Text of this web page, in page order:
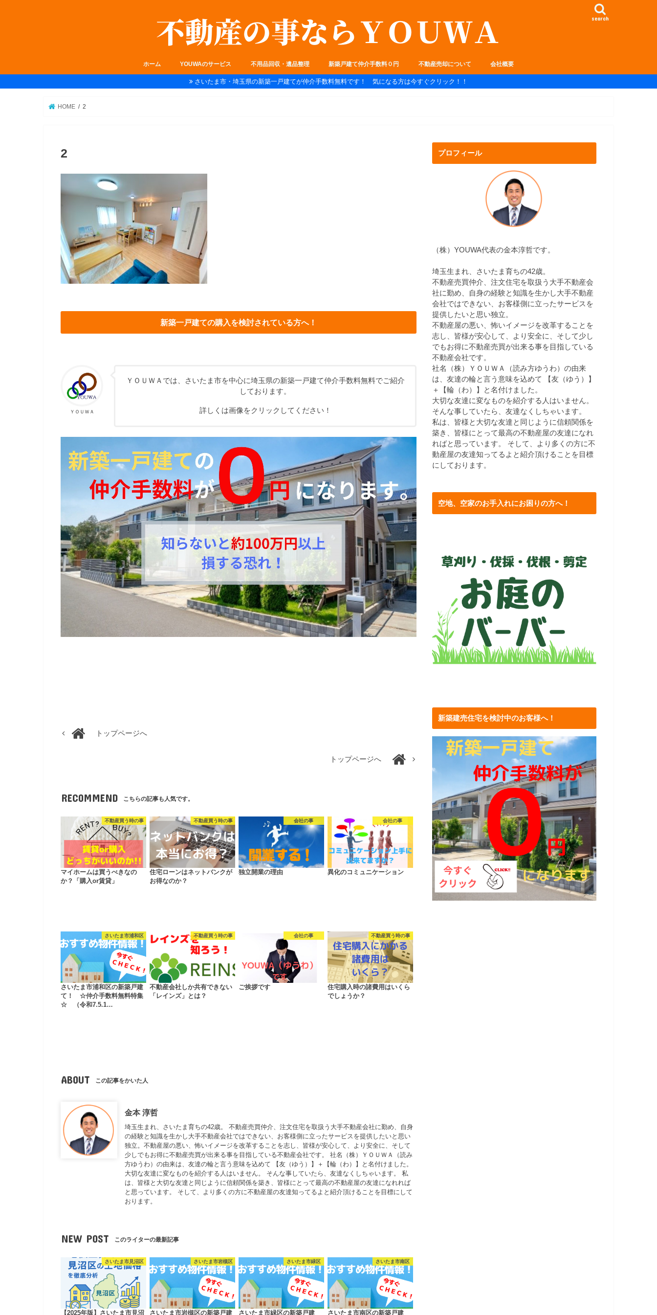
search
ホーム YOUWAのサービス 不用品回収・遺品整理 新築戸建て仲介手数料０円 不動産売却について 会社概要
さいたま市・埼玉県の新築一戸建てが仲介手数料無料です！ 気になる方は今すぐクリック！！
HOME 2
2
新築一戸建ての購入を検討されている方へ！
ＹＯＵＷＡ
ＹＯＵＷＡでは、さいたま市を中心に埼玉県の新築一戸建て仲介手数料無料でご紹介
しております。
詳しくは画像をクリックしてください！
トップページへ
トップページへ
RECOMMEND こちらの記事も人気です。
不動産買う時の事
マイホームは買うべきなの
か？「購入or賃貸」
不動産買う時の事
住宅ローンはネットバンクが
お得なのか？
会社の事
独立開業の理由
会社の事
異化のコミュニケーション
さいたま市浦和区
さいたま市浦和区の新築戸建
て！ ☆仲介手数料無料特集
☆ （令和7.5.1…
不動産買う時の事
不動産会社しか共有できない
「レインズ」とは？
会社の事
ご挨拶です
不動産買う時の事
住宅購入時の諸費用はいくら
でしょうか？
ABOUT この記事をかいた人
金本 淳哲
埼玉生まれ、さいたま育ちの42歳。 不動産売買仲介、注文住宅を取扱う大手不動産会社に勤め、自身
の経験と知識を生かし大手不動産会社ではできない、お客様側に立ったサービスを提供したいと思い
独立。不動産屋の悪い、怖いイメージを改革することを志し、皆様が安心して、より安全に、そして
少しでもお得に不動産売買が出来る事を目指している不動産会社です。 社名（株）ＹＯＵＷＡ（読み
方ゆうわ）の由来は、友達の輪と言う意味を込めて 【友（ゆう）】＋【輪（わ）】と名付けました。
大切な友達に変なものを紹介する人はいません。 そんな事していたら、友達なくしちゃいます。 私
は、皆様と大切な友達と同じように信頼関係を築き、皆様にとって最高の不動産屋の友達になれれば
と思っています。 そして、より多くの方に不動産屋の友達知ってるよと紹介頂けることを目標にして
おります。
NEW POST このライターの最新記事
さいたま市見沼区
【2025年版】さいたま市見沼
さいたま市岩槻区
さいたま市岩槻区の新築戸建
さいたま市緑区
さいたま市緑区の新築戸建
さいたま市南区
さいたま市南区の新築戸建
プロフィール
（株）YOUWA代表の金本淳哲です。
埼玉生まれ、さいたま育ちの42歳。
不動産売買仲介、注文住宅を取扱う大手不動産会
社に勤め、自身の経験と知識を生かし大手不動産
会社ではできない、お客様側に立ったサービスを
提供したいと思い独立。
不動産屋の悪い、怖いイメージを改革することを
志し、皆様が安心して、より安全に、そして少し
でもお得に不動産売買が出来る事を目指している
不動産会社です。
社名（株）ＹＯＵＷＡ（読み方ゆうわ）の由来
は、友達の輪と言う意味を込めて 【友（ゆう）】
＋【輪（わ）】と名付けました。
大切な友達に変なものを紹介する人はいません。
そんな事していたら、友達なくしちゃいます。
私は、皆様と大切な友達と同じように信頼関係を
築き、皆様にとって最高の不動産屋の友達になれ
ればと思っています。 そして、より多くの方に不
動産屋の友達知ってるよと紹介頂けることを目標
にしております。
空地、空家のお手入れにお困りの方へ！
新築建売住宅を検討中のお客様へ！